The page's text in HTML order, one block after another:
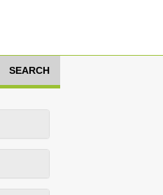
SEARCH